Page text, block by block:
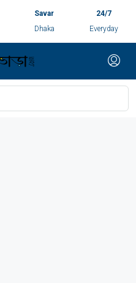
Savar
Dhaka
24/7
Everyday